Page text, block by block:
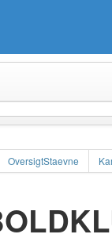
OversigtStaevne